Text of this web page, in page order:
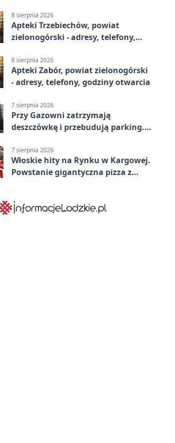
8 sierpnia 2026
Apteki Trzebiechów, powiat
zielonogórski - adresy, telefony,
8 sierpnia 2026
Apteki Zabór, powiat zielonogórski
- adresy, telefony, godziny otwarcia
7 sierpnia 2026
Przy Gazowni zatrzymają
deszczówkę i przebudują parking.
7 sierpnia 2026
Włoskie hity na Rynku w Kargowej.
Powstanie gigantyczna pizza z